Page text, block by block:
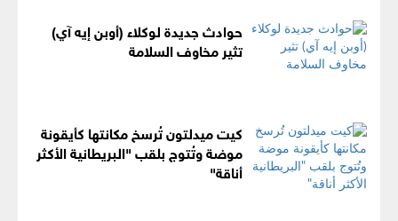
حوادث جديدة لوكلاء (أوبن إيه آي)
تثير مخاوف السلامة
كيت ميدلتون تُرسخ مكانتها كأيقونة
موضة وتُتوج بلقب "البريطانية الأكثر
أناقة"